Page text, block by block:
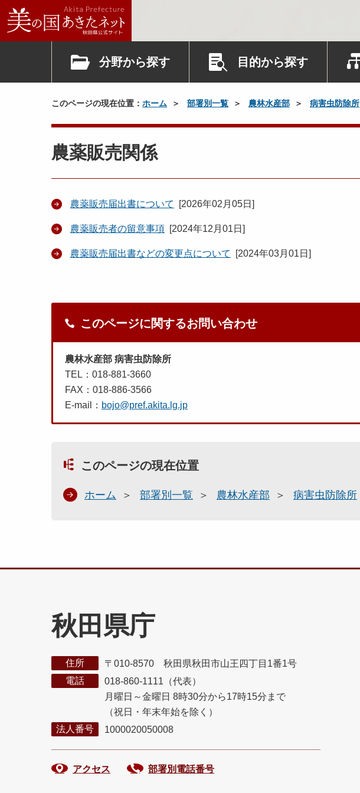
分野から探す 目的から探す
このページの現在位置： ホーム 部署別一覧 農林水産部 病害虫防除所
農薬販売関係
農薬販売届出書について [2026年02月05日 ]
農薬販売者の留意事項 [2024年12月01日 ]
農薬販売届出書などの変更点について [2024年03月01日 ]
このページに関するお問い合わせ
農林水産部 病害虫防除所
TEL：018-881-3660
FAX：018-886-3566
E-mail： bojo@pref.akita.lg.jp
このページの現在位置
ホーム 部署別一覧 農林水産部 病害虫防除所
秋田県庁
住所
〒010-8570 秋田県秋田市山王四丁目1番1号
電話
018-860-1111（代表）
月曜日～金曜日 8時30分から17時15分まで
（祝日・年末年始を除く）
法人番号
1000020050008
アクセス 部署別電話番号